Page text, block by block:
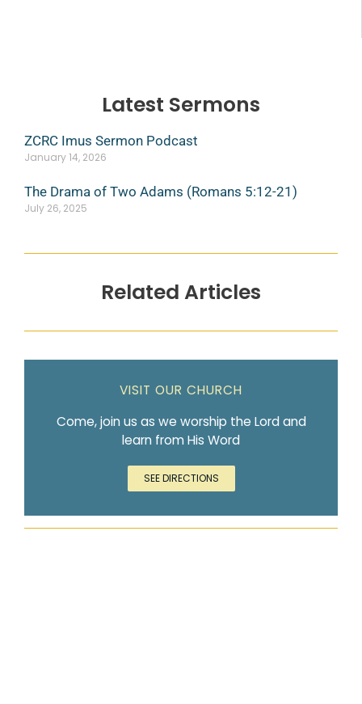
Latest Sermons
ZCRC Imus Sermon Podcast
January 14, 2026
The Drama of Two Adams (Romans 5:12-21)
July 26, 2025
Related Articles
VISIT OUR CHURCH
Come, join us as we worship the Lord and
learn from His Word
SEE DIRECTIONS